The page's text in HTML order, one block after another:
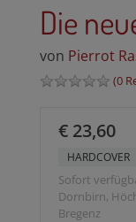
Die
von Pierrot
(0
€ 23,60
HARDCOVER
Sofort
Dornbirn,
Bregenz